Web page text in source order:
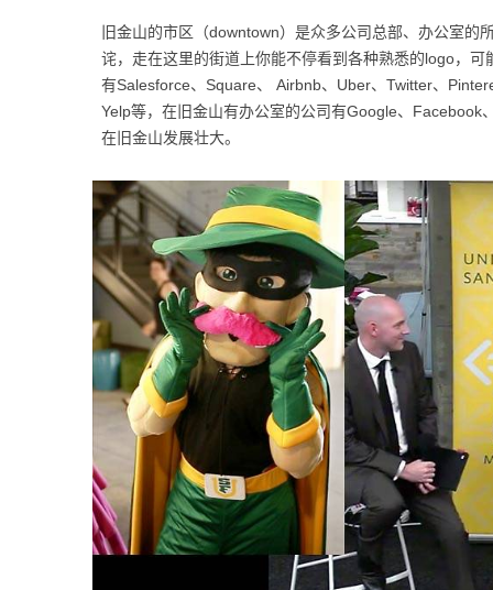
旧金山的市区（downtown）是众多公司总部、办公室的
诧，走在这里的街道上你能不停看到各种熟悉的logo，
有Salesforce、Square、 Airbnb、Uber、Twitter、
Yelp等，在旧金山有办公室的公司有Google、Facebook
在旧金山发展壮大。